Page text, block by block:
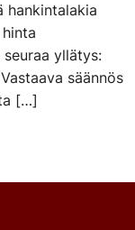
hankintalakia
yllätys:
säännös
[…]